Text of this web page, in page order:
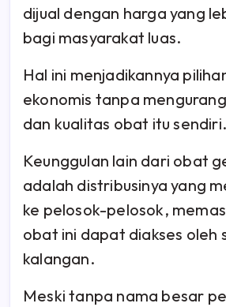
dijual dengan harga yang
bagi masyarakat luas.
Hal ini menjadikannya
ekonomis tanpa
dan kualitas obat itu sendiri.
Keunggulan lain dari obat
adalah distribusinya yang
ke pelosok-pelosok,
obat ini dapat diakses oleh
kalangan.
Meski tanpa nama besar